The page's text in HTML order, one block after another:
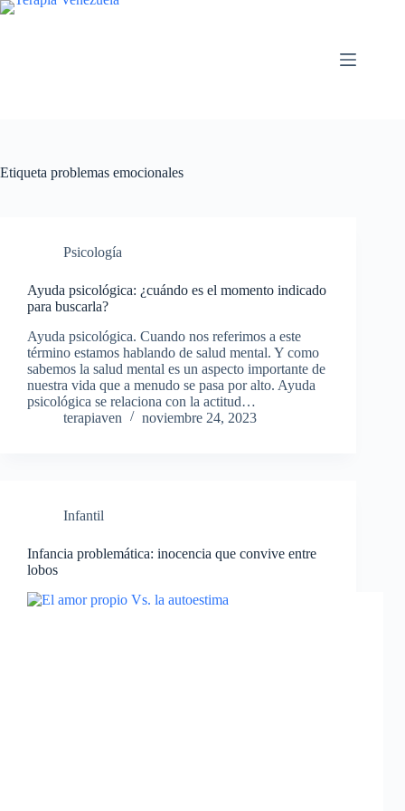
Saltar
Etiqueta problemas emocionales
Psicología
Ayuda psicológica: ¿cuándo es el momento indicado
para buscarla?
Ayuda psicológica. Cuando nos referimos a este
término estamos hablando de salud mental. Y como
sabemos la salud mental es un aspecto importante de
nuestra vida que a menudo se pasa por alto. Ayuda
psicológica se relaciona con la actitud…
terapiaven
noviembre 24, 2023
Infantil
Infancia problemática: inocencia que convive entre
lobos